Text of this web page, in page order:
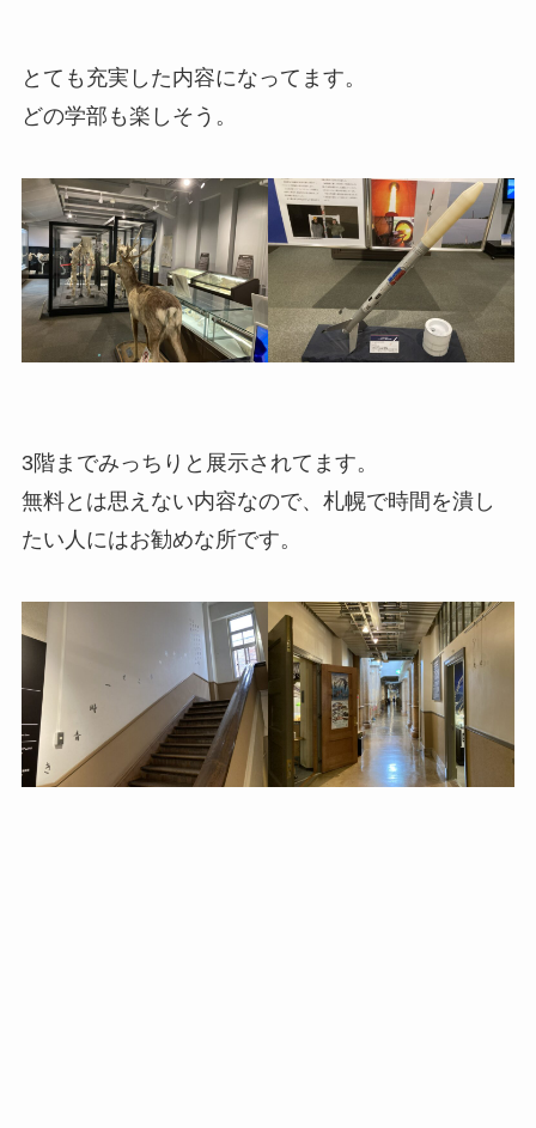
とても充実した内容になってます。
どの学部も楽しそう。
3階までみっちりと展示されてます。
無料とは思えない内容なので、札幌で時間を潰し
たい人にはお勧めな所です。